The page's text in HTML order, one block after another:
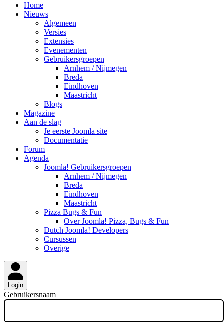
Home
Nieuws
Algemeen
Versies
Extensies
Evenementen
Gebruikersgroepen
Arnhem / Nijmegen
Breda
Eindhoven
Maastricht
Blogs
Magazine
Aan de slag
Je eerste Joomla site
Documentatie
Forum
Agenda
Joomla! Gebruikersgroepen
Arnhem / Nijmegen
Breda
Eindhoven
Maastricht
Pizza Bugs & Fun
Over Joomla! Pizza, Bugs & Fun
Dutch Joomla! Developers
Cursussen
Overige
Login
Gebruikersnaam